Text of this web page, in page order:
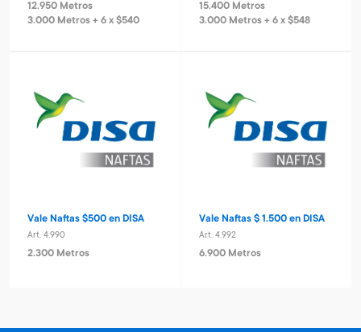
12.950 Metros
3.000 Metros + 6 x $540
15.400 Metros
3.000 Metros + 6 x $548
Vale Naftas $500 en DISA
Art. 4.990
2.300 Metros
Vale Naftas $ 1.500 en DISA
Art. 4.992
6.900 Metros